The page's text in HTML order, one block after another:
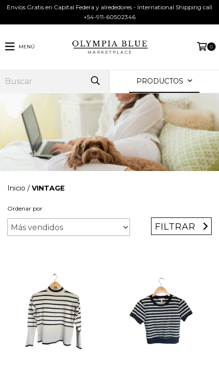
Envíos Gratis en Capital Federa y alrededores - International Shipping call
+54-911-60502346
MENÚ 0
PRODUCTOS
Inicio / VINTAGE
Ordenar por
FILTRAR